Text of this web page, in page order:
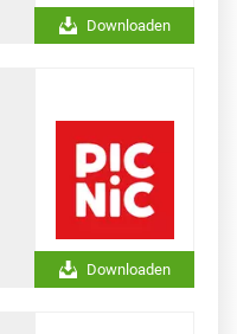
Downloaden
Downloaden